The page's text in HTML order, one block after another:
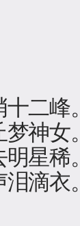
二峰​。
神女。
星稀。
滴衣。